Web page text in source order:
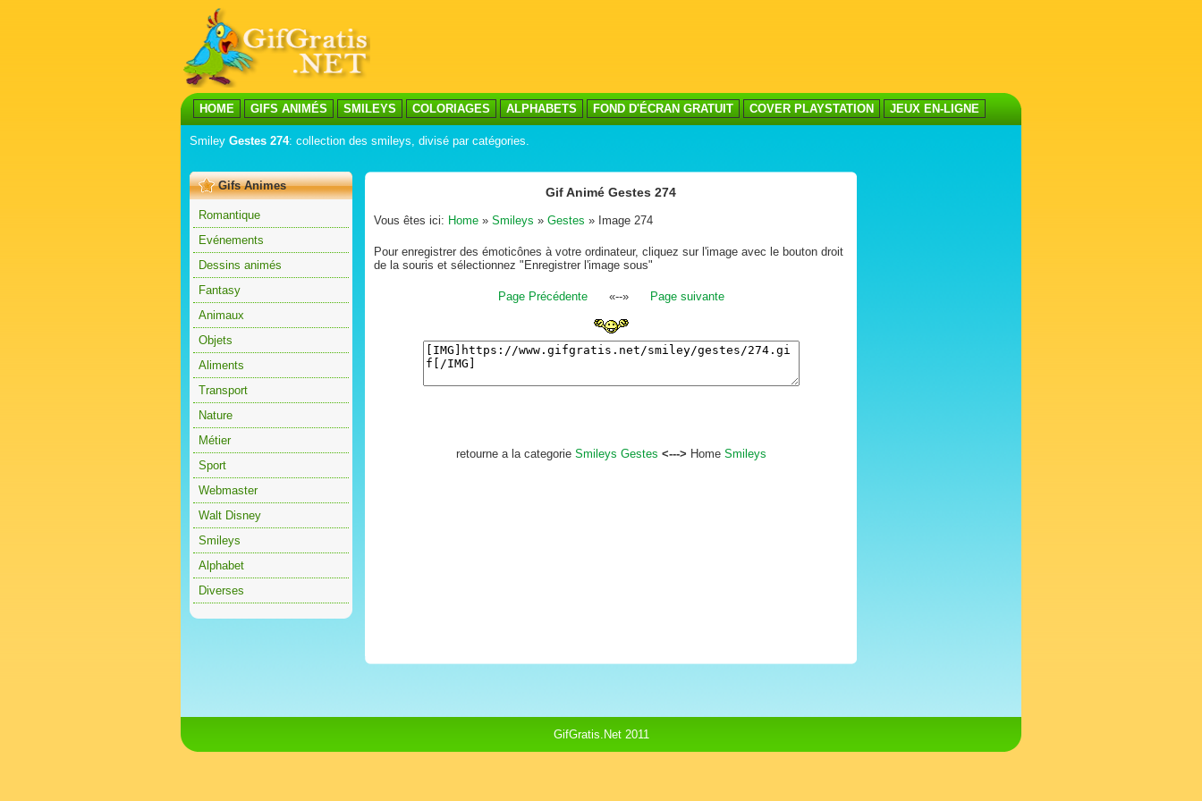
HOME GIFS ANIMÉS SMILEYS COLORIAGES ALPHABETS FOND D'ÉCRAN GRATUIT COVER PLAYSTATION JEUX EN-LIGNE
Smiley Gestes 274: collection des smileys, divisé par catégories.
Gifs Animes
Romantique
Evénements
Dessins animés
Fantasy
Animaux
Objets
Aliments
Transport
Nature
Métier
Sport
Webmaster
Walt Disney
Smileys
Alphabet
Diverses
Gif Animé Gestes 274
Vous êtes ici: Home » Smileys » Gestes » Image 274
Pour enregistrer des émoticônes à votre ordinateur, cliquez sur l'image avec le bouton droit
de la souris et sélectionnez "Enregistrer l'image sous"
Page Précédente«--» Page suivante
retourne a la categorie Smileys Gestes <---> Home Smileys
GifGratis.Net 2011